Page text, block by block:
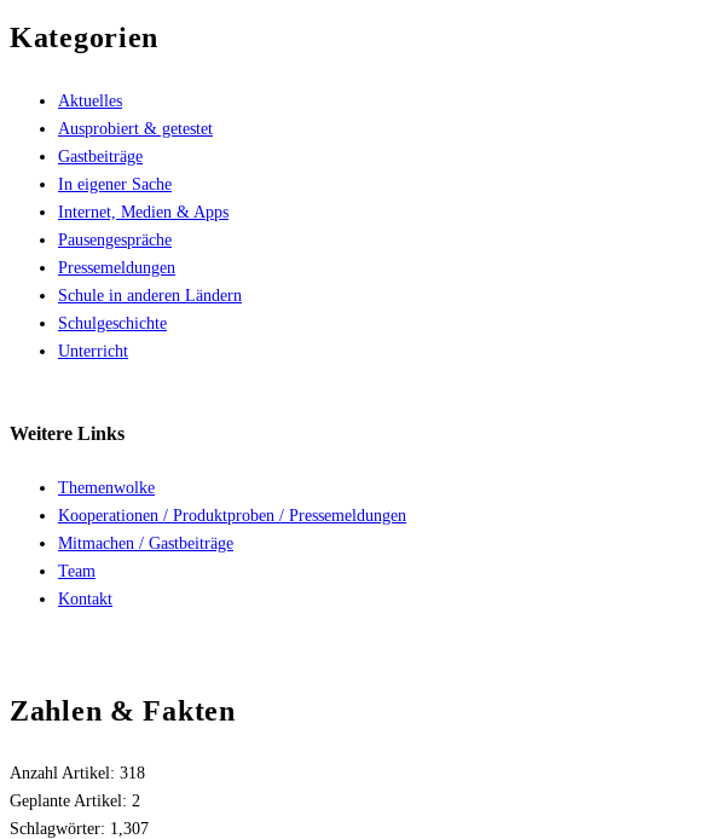
Kategorien
Aktuelles
Ausprobiert & getestet
Gastbeiträge
In eigener Sache
Internet, Medien & Apps
Pausengespräche
Pressemeldungen
Schule in anderen Ländern
Schulgeschichte
Unterricht
Weitere Links
Themenwolke
Kooperationen / Produktproben / Pressemeldungen
Mitmachen / Gastbeiträge
Team
Kontakt
Zahlen & Fakten
Anzahl Artikel: 318
Geplante Artikel: 2
Schlagwörter: 1,307